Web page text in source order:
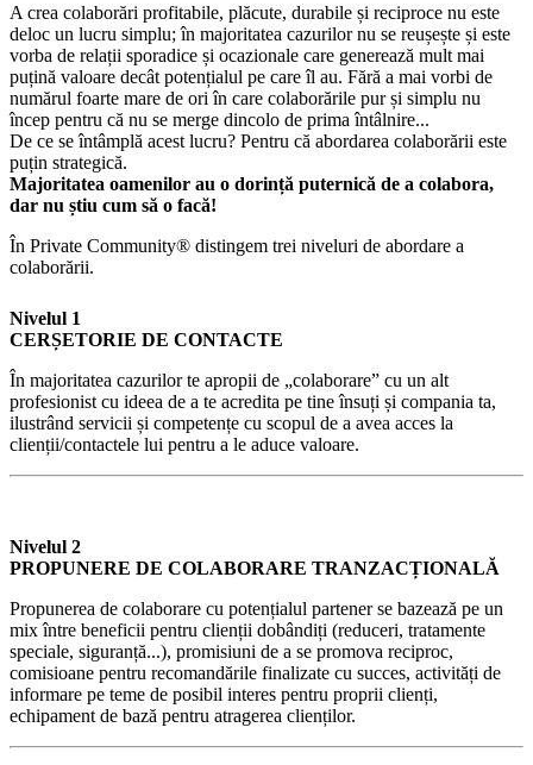
A crea colaborări profitabile, plăcute, durabile și reciproce nu este
deloc un lucru simplu; în majoritatea cazurilor nu se reușește și este
vorba de relații sporadice și ocazionale care generează mult mai
puțină valoare decât potențialul pe care îl au. Fără a mai vorbi de
numărul foarte mare de ori în care colaborările pur și simplu nu
încep pentru că nu se merge dincolo de prima întâlnire...
De ce se întâmplă acest lucru? Pentru că abordarea colaborării este
puțin strategică.
Majoritatea oamenilor au o dorință puternică de a colabora,
dar nu știu cum să o facă!
În Private Community® distingem trei niveluri de abordare a
colaborării.
Nivelul 1
CERȘETORIE DE CONTACTE
În majoritatea cazurilor te apropii de „colaborare” cu un alt
profesionist cu ideea de a te acredita pe tine însuți și compania ta,
ilustrând servicii și competențe cu scopul de a avea acces la
clienții/contactele lui pentru a le aduce valoare.
Nivelul 2
PROPUNERE DE COLABORARE TRANZACȚIONALĂ
Propunerea de colaborare cu potențialul partener se bazează pe un
mix între beneficii pentru clienții dobândiți (reduceri, tratamente
speciale, siguranță...), promisiuni de a se promova reciproc,
comisioane pentru recomandările finalizate cu succes, activități de
informare pe teme de posibil interes pentru proprii clienți,
echipament de bază pentru atragerea clienților.